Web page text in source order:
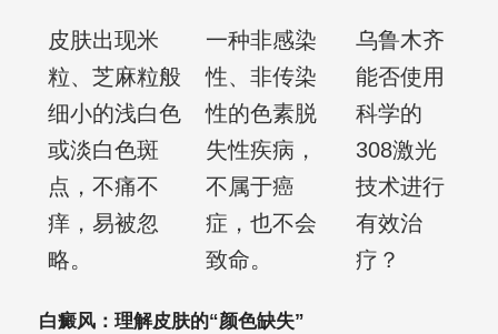
皮肤出现米
粒、芝麻粒般
细小的浅白色
或淡白色斑
点，不痛不
痒，易被忽
略。
一种非感染
性、非传染
性的色素脱
失性疾病，
不属于癌
症，也不会
致命。
乌鲁木齐
能否使用
科学的
308激光
技术进行
有效治
疗？
白癜风：理解皮肤的“颜色缺失”